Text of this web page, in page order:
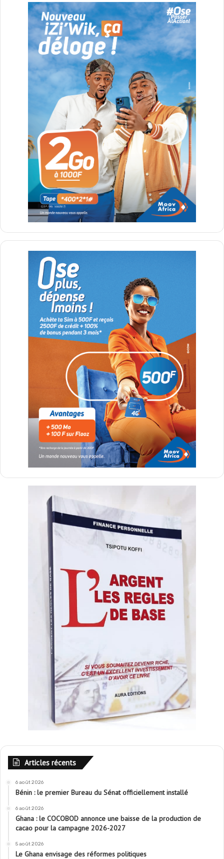
Articles récents
6 août 2026
Bénin : le premier Bureau du Sénat officiellement installé
6 août 2026
Ghana : le COCOBOD annonce une baisse de la production de
cacao pour la campagne 2026-2027
5 août 2026
Le Ghana envisage des réformes politiques